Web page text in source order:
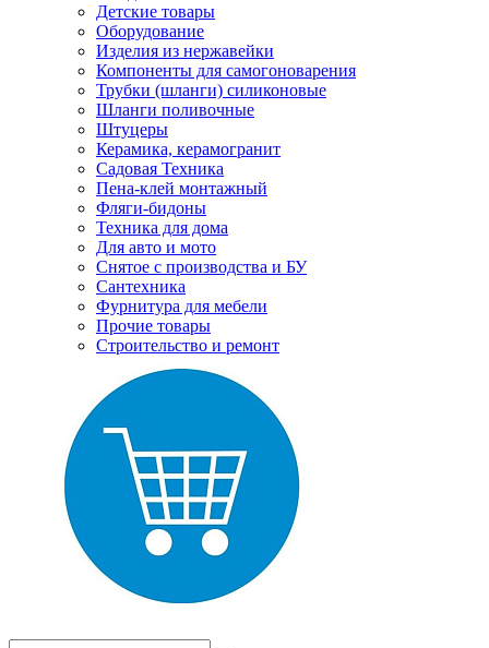
Детские товары
Оборудование
Изделия из нержавейки
Компоненты для самогоноварения
Трубки (шланги) силиконовые
Шланги поливочные
Штуцеры
Керамика, керамогранит
Садовая Техника
Пена-клей монтажный
Фляги-бидоны
Техника для дома
Для авто и мото
Снятое с производства и БУ
Сантехника
Фурнитура для мебели
Прочие товары
Строительство и ремонт